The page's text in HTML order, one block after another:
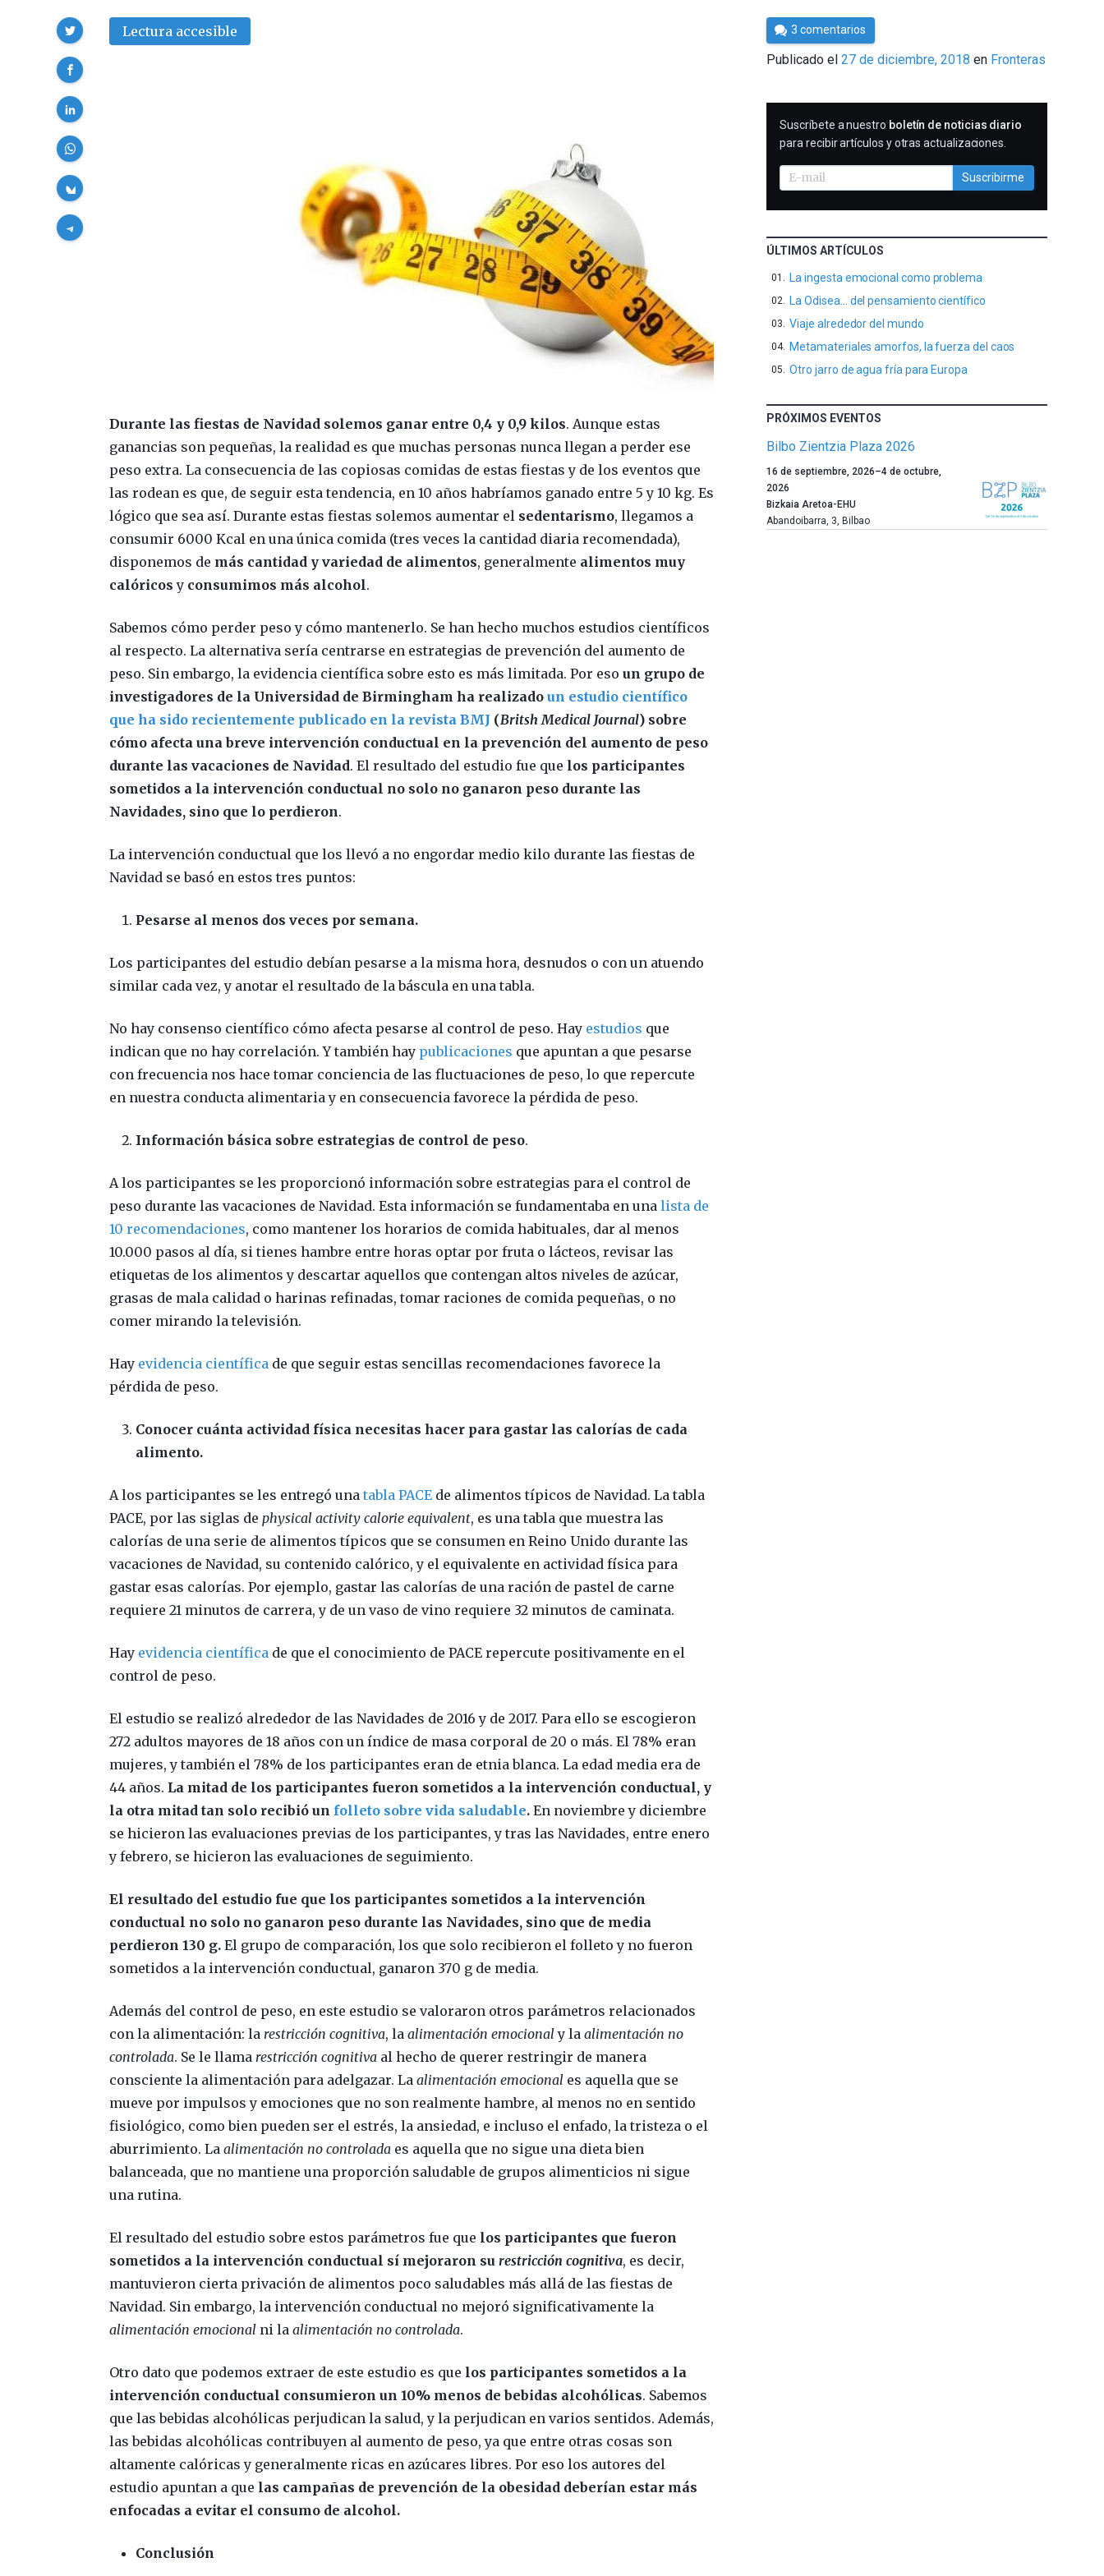
Lectura accesible
Durante las fiestas de Navidad solemos ganar entre 0,4 y 0,9 kilos. Aunque estas
ganancias son pequeñas, la realidad es que muchas personas nunca llegan a perder ese
peso extra. La consecuencia de las copiosas comidas de estas fiestas y de los eventos que
las rodean es que, de seguir esta tendencia, en 10 años habríamos ganado entre 5 y 10 kg. Es
lógico que sea así. Durante estas fiestas solemos aumentar el sedentarismo, llegamos a
consumir 6000 Kcal en una única comida (tres veces la cantidad diaria recomendada),
disponemos de más cantidad y variedad de alimentos, generalmente alimentos muy
calóricos y consumimos más alcohol.
Sabemos cómo perder peso y cómo mantenerlo. Se han hecho muchos estudios científicos
al respecto. La alternativa sería centrarse en estrategias de prevención del aumento de
peso. Sin embargo, la evidencia científica sobre esto es más limitada. Por esoun grupo de
investigadores de la Universidad de Birmingham ha realizadoun estudio científico
que ha sido recientemente publicado en la revista BMJ (Britsh Medical Journal) sobre
cómo afecta una breve intervención conductual en la prevención del aumento de peso
durante las vacaciones de Navidad. El resultado del estudio fue que los participantes
sometidos a la intervención conductual no solo no ganaron peso durante las
Navidades, sino que lo perdieron.
La intervención conductual que los llevó a no engordar medio kilo durante las fiestas de
Navidad se basó en estos tres puntos:
Pesarse al menos dos veces por semana.
Los participantes del estudio debían pesarse a la misma hora, desnudos o con un atuendo
similar cada vez, y anotar el resultado de la báscula en una tabla.
No hay consenso científico cómo afecta pesarse al control de peso. Hay estudios que
indican que no hay correlación. Y también hay publicaciones que apuntan a que pesarse
con frecuencia nos hace tomar conciencia de las fluctuaciones de peso, lo que repercute
en nuestra conducta alimentaria y en consecuencia favorece la pérdida de peso.
Información básica sobre estrategias de control de peso.
A los participantes se les proporcionó información sobre estrategias para el control de
peso durante las vacaciones de Navidad. Esta información se fundamentaba en unalista de
10 recomendaciones, como mantener los horarios de comida habituales, dar al menos
10.000 pasos al día, si tienes hambre entre horas optar por fruta o lácteos, revisar las
etiquetas de los alimentos y descartar aquellos que contengan altos niveles de azúcar,
grasas de mala calidad o harinas refinadas, tomar raciones de comida pequeñas, o no
comer mirando la televisión.
Hay evidencia científica de que seguir estas sencillas recomendaciones favorece la
pérdida de peso.
Conocer cuánta actividad física necesitas hacer para gastar las calorías de cada
alimento.
A los participantes se les entregó unatabla PACE de alimentos típicos de Navidad. La tabla
PACE, por las siglas de physical activity calorie equivalent, es una tabla que muestra las
calorías de una serie de alimentos típicos que se consumen en Reino Unido durante las
vacaciones de Navidad, su contenido calórico, y el equivalente en actividad física para
gastar esas calorías. Por ejemplo, gastar las calorías de una ración de pastel de carne
requiere 21 minutos de carrera, y de un vaso de vino requiere 32 minutos de caminata.
Hay evidencia científica de que el conocimiento de PACE repercute positivamente en el
control de peso.
El estudio se realizó alrededor de las Navidades de 2016 y de 2017. Para ello se escogieron
272 adultos mayores de 18 años con un índice de masa corporal de 20 o más. El 78% eran
mujeres, y también el 78% de los participantes eran de etnia blanca. La edad media era de
44 años. La mitad de los participantes fueron sometidos a la intervención conductual, y
la otra mitad tan solo recibió un folleto sobre vida saludable. En noviembre y diciembre
se hicieron las evaluaciones previas de los participantes, y tras las Navidades, entre enero
y febrero, se hicieron las evaluaciones de seguimiento.
El resultado del estudio fue que los participantes sometidos a la intervención
conductual no solo no ganaron peso durante las Navidades, sino que de media
perdieron 130 g.El grupo de comparación, los que solo recibieron el folleto y no fueron
sometidos a la intervención conductual, ganaron 370 g de media.
Además del control de peso, en este estudio se valoraron otros parámetros relacionados
con la alimentación: la restricción cognitiva, laalimentación emocional y laalimentación no
controlada. Se le llama restricción cognitiva al hecho de querer restringir de manera
consciente la alimentación para adelgazar. Laalimentación emocional es aquella que se
mueve por impulsos y emociones que no son realmente hambre, al menos no en sentido
fisiológico, como bien pueden ser el estrés, la ansiedad, e incluso el enfado, la tristeza o el
aburrimiento. Laalimentación no controlada es aquella que no sigue una dieta bien
balanceada, que no mantiene una proporción saludable de grupos alimenticios ni sigue
una rutina.
El resultado del estudio sobre estos parámetros fue que los participantes que fueron
sometidos a la intervención conductual sí mejoraron su restricción cognitiva, es decir,
mantuvieron cierta privación de alimentos poco saludables más allá de las fiestas de
Navidad. Sin embargo, la intervención conductual no mejoró significativamente la
alimentación emocional ni laalimentación no controlada.
Otro dato que podemos extraer de este estudio es que los participantes sometidos a la
intervención conductual consumieron un 10% menos de bebidas alcohólicas. Sabemos
que las bebidas alcohólicas perjudican la salud, y la perjudican en varios sentidos. Además,
las bebidas alcohólicas contribuyen al aumento de peso, ya que entre otras cosas son
altamente calóricas y generalmente ricas en azúcares libres. Por eso los autores del
estudio apuntan a que las campañas de prevención de la obesidad deberían estar más
enfocadas a evitar el consumo de alcohol.
Conclusión
Compartir
Por
César
Tomé
3 comentarios
Publicado el27 de diciembre, 2018 en Fronteras
SUSCRIBIRME
Suscríbete a nuestro boletín de noticias diario
para recibir artículos y otras actualizaciones.
Suscribirme
ÚLTIMOS ARTÍCULOS
La ingesta emocional como problema
La Odisea… del pensamiento científico
Viaje alrededor del mundo
Metamateriales amorfos, la fuerza del caos
Otro jarro de agua fría para Europa
PRÓXIMOS EVENTOS
Bilbo Zientzia Plaza 2026
Un
año
más,
Bilbao
16 de septiembre, 2026–4 de octubre,
2026
Bizkaia Aretoa-EHU
Abandoibarra, 3, Bilbao